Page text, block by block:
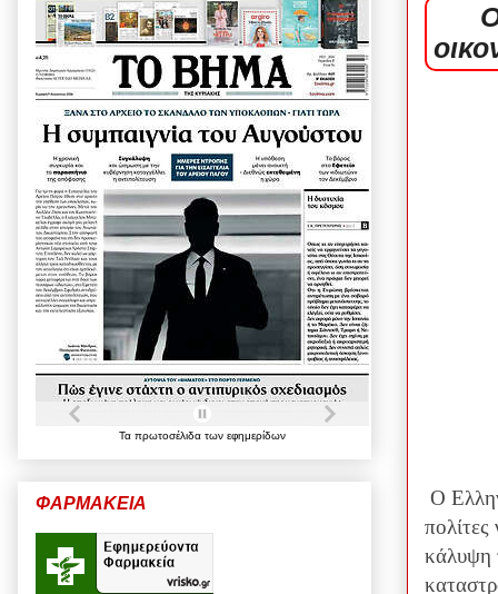
Ο
κάλυψη
Τα πρωτοσέλιδα των εφημερίδων
ΦΑΡΜΑΚΕΙΑ